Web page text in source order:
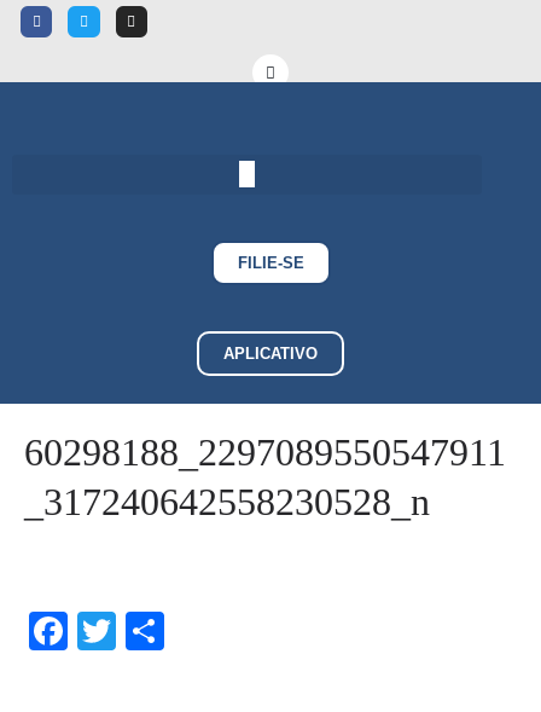
FILIE-SE
APLICATIVO
60298188_2297089550547911
_317240642558230528_n
F T